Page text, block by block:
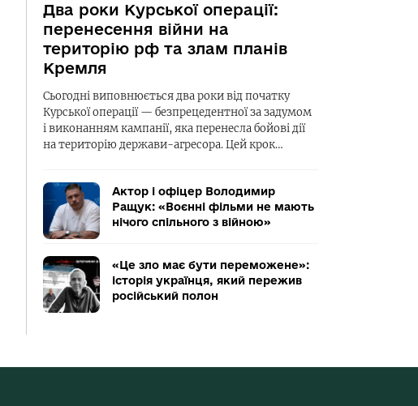
Два роки Курської операції:
перенесення війни на
територію рф та злам планів
Кремля
Сьогодні виповнюється два роки від початку
Курської операції — безпрецедентної за задумом
і виконанням кампанії, яка перенесла бойові дії
на територію держави-агресора. Цей крок…
Актор і офіцер Володимир
Ращук: «Воєнні фільми не мають
нічого спільного з війною»
«Це зло має бути переможене»:
історія українця, який пережив
російський полон